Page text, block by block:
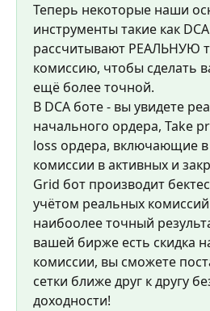
Теперь некоторые наши
инструменты такие как
рассчитывают РЕАЛЬНУЮ
комиссию, чтобы сделать
ещё более точной.
В DCA боте - вы увидете
начального ордера, Take
loss ордера, включающие
комиссии в активных и
Grid бот производит
учётом реальных
наибоолее точный
вашей бирже есть скидка
комиссии, вы сможете
сетки ближе друг к другу
доходности!